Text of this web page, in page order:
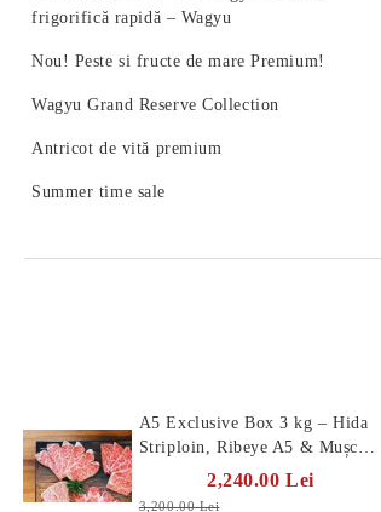
frigorifică rapidă – Wagyu
Nou! Peste si fructe de mare Premium!
Wagyu Grand Reserve Collection
Antricot de vită premium
Summer time sale
A5 Exclusive Box 3 kg – Hida
Striploin, Ribeye A5 & Mușchi
2,240.00 Lei
3,200.00 Lei